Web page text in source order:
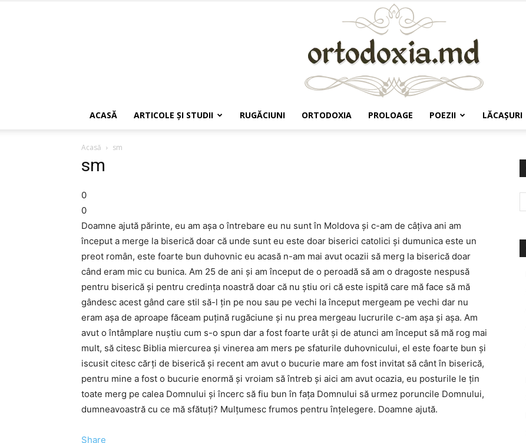
ACASĂ ARTICOLE ŞI STUDII RUGĂCIUNI ORTODOXIA PROLOAGE POEZII LĂCAŞURI
Acasă sm
sm
0
0
Doamne ajută părinte, eu am aşa o întrebare eu nu sunt în Moldova şi c-am de câţiva ani am
început a merge la biserică doar că unde sunt eu este doar biserici catolici şi dumunica este un
preot român, este foarte bun duhovnic eu acasă n-am mai avut ocazii să merg la biserică doar
când eram mic cu bunica. Am 25 de ani şi am început de o peroadă să am o dragoste nespusă
pentru biserică şi pentru credinţa noastră doar că nu ştiu ori că este ispită care mă face să mă
gândesc acest gând care stil să-l ţin pe nou sau pe vechi la început mergeam pe vechi dar nu
eram aşa de aproape făceam puţină rugăciune şi nu prea mergeau lucrurile c-am aşa şi aşa. Am
avut o întâmplare nuştiu cum s-o spun dar a fost foarte urât şi de atunci am început să mă rog mai
mult, să citesc Biblia miercurea şi vinerea am mers pe sfaturile duhovnicului, el este foarte bun şi
iscusit citesc cărţi de biserică şi recent am avut o bucurie mare am fost invitat să cânt în biserică,
pentru mine a fost o bucurie enormă şi vroiam să întreb şi aici am avut ocazia, eu posturile le ţin
toate merg pe calea Domnului şi încerc să fiu bun în faţa Domnului să urmez poruncile Domnului,
dumneavoastră cu ce mă sfătuţi? Mulţumesc frumos pentru înţelegere. Doamne ajută.
Share